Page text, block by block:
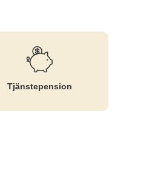
Tjänste­pension